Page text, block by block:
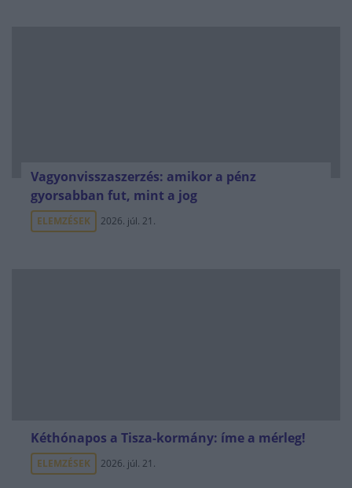
Vagyonvisszaszerzés: amikor a pénz
gyorsabban fut, mint a jog
ELEMZÉSEK 2026. júl. 21.
Kéthónapos a Tisza-kormány: íme a mérleg!
ELEMZÉSEK 2026. júl. 21.